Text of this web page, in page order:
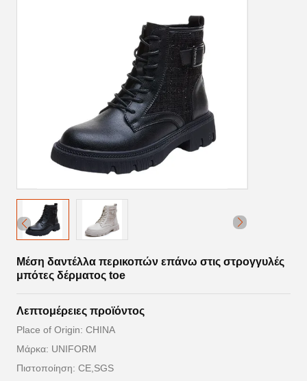
Μέση δαντέλλα περικοπών επάνω στις στρογγυλές
μπότες δέρματος toe
Λεπτομέρειες προϊόντος
Place of Origin: CHINA
Μάρκα: UNIFORM
Πιστοποίηση: CE,SGS